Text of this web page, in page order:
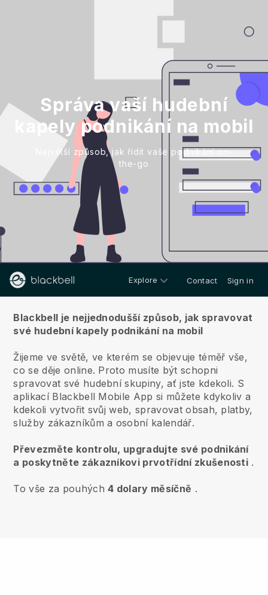
Správa vaší hudební
kapely podnikání na mobil
Největší způsob, jak řídit vaše podnikání on-
the-go
Explore Contact Sign in
Blackbell je nejjednodušší způsob, jak spravovat
své hudební kapely podnikání na mobil
Žijeme ve světě, ve kterém se objevuje téměř vše,
co se děje online. Proto musíte být schopni
spravovat své hudební skupiny, ať jste kdekoli. S
aplikací Blackbell Mobile App si můžete kdykoliv a
kdekoli vytvořit svůj web, spravovat obsah, platby,
služby zákazníkům a osobní kalendář.
Převezměte kontrolu, upgradujte své podnikání
a poskytněte zákazníkovi prvotřídní zkušenosti .
To vše za pouhých4 dolary měsíčně .